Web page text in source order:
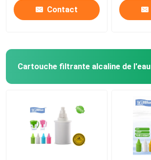
Contact
Cartouche filtrante alcaline de l'eau